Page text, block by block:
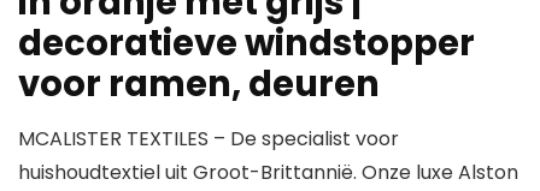
decoratieve windstopper
voor ramen, deuren
MCALISTER TEXTILES – De specialist voor
huishoudtextiel uit Groot-Brittannië. Onze luxe Alston